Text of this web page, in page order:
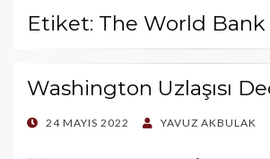
Etiket: The World Bank
Washington Uzlaşısı
POSTED
24 MAYIS 2022 YAVUZ AKBULAK